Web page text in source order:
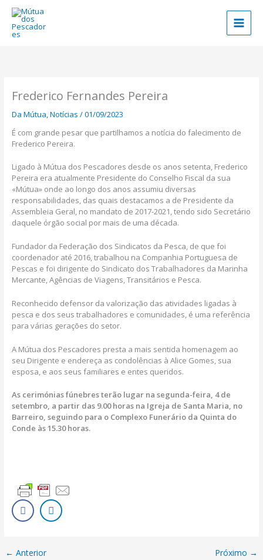
content
Frederico Fernandes Pereira
Da Mútua ,Notícias /01/09/2023
É com grande pesar que partilhamos a notícia do falecimento de
Frederico Pereira.
Ligado à Mútua dos Pescadores desde os anos setenta, Frederico
Pereira era atualmente Presidente do Conselho Fiscal da sua
«Mútua» onde ao longo dos anos assumiu diversas
responsabilidades, das quais destacamos a de Presidente da
Assembleia Geral, no mandato de 2017-2021, tendo sido Secretário
daquele órgão social por mais de uma década.
Fundador da Federação dos Sindicatos da Pesca, de que foi
coordenador até 2016, trabalhou na Companhia Portuguesa de
Pescas e foi dirigente do Sindicato dos Trabalhadores da Marinha
Mercante, Agências de Viagens, Transitários e Pesca.
Reconhecido defensor da valorização das atividades ligadas à
pesca e dos seus trabalhadores e comunidades, é uma referência
para várias gerações do setor.
A Mútua dos Pescadores presta a mais sentida homenagem ao
seu Dirigente e endereça as condolências à Alice Gomes, sua
esposa, e aos seus familiares e entes queridos.
As cerimónias fúnebres terão lugar na segunda-feira, 4 de
setembro, a partir das 9.00 horas na Igreja de Santa Maria, no
Barreiro, seguindo para o Complexo Funerário da Quinta do
Conde às 15.30 horas.
← Anterior Próximo →